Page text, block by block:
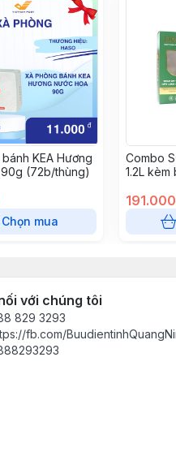
KEA Hương
(72b/thùng)
Chọn mua
Combo
1.2L
hộp/
với chúng tôi
829 3293
fb.com/